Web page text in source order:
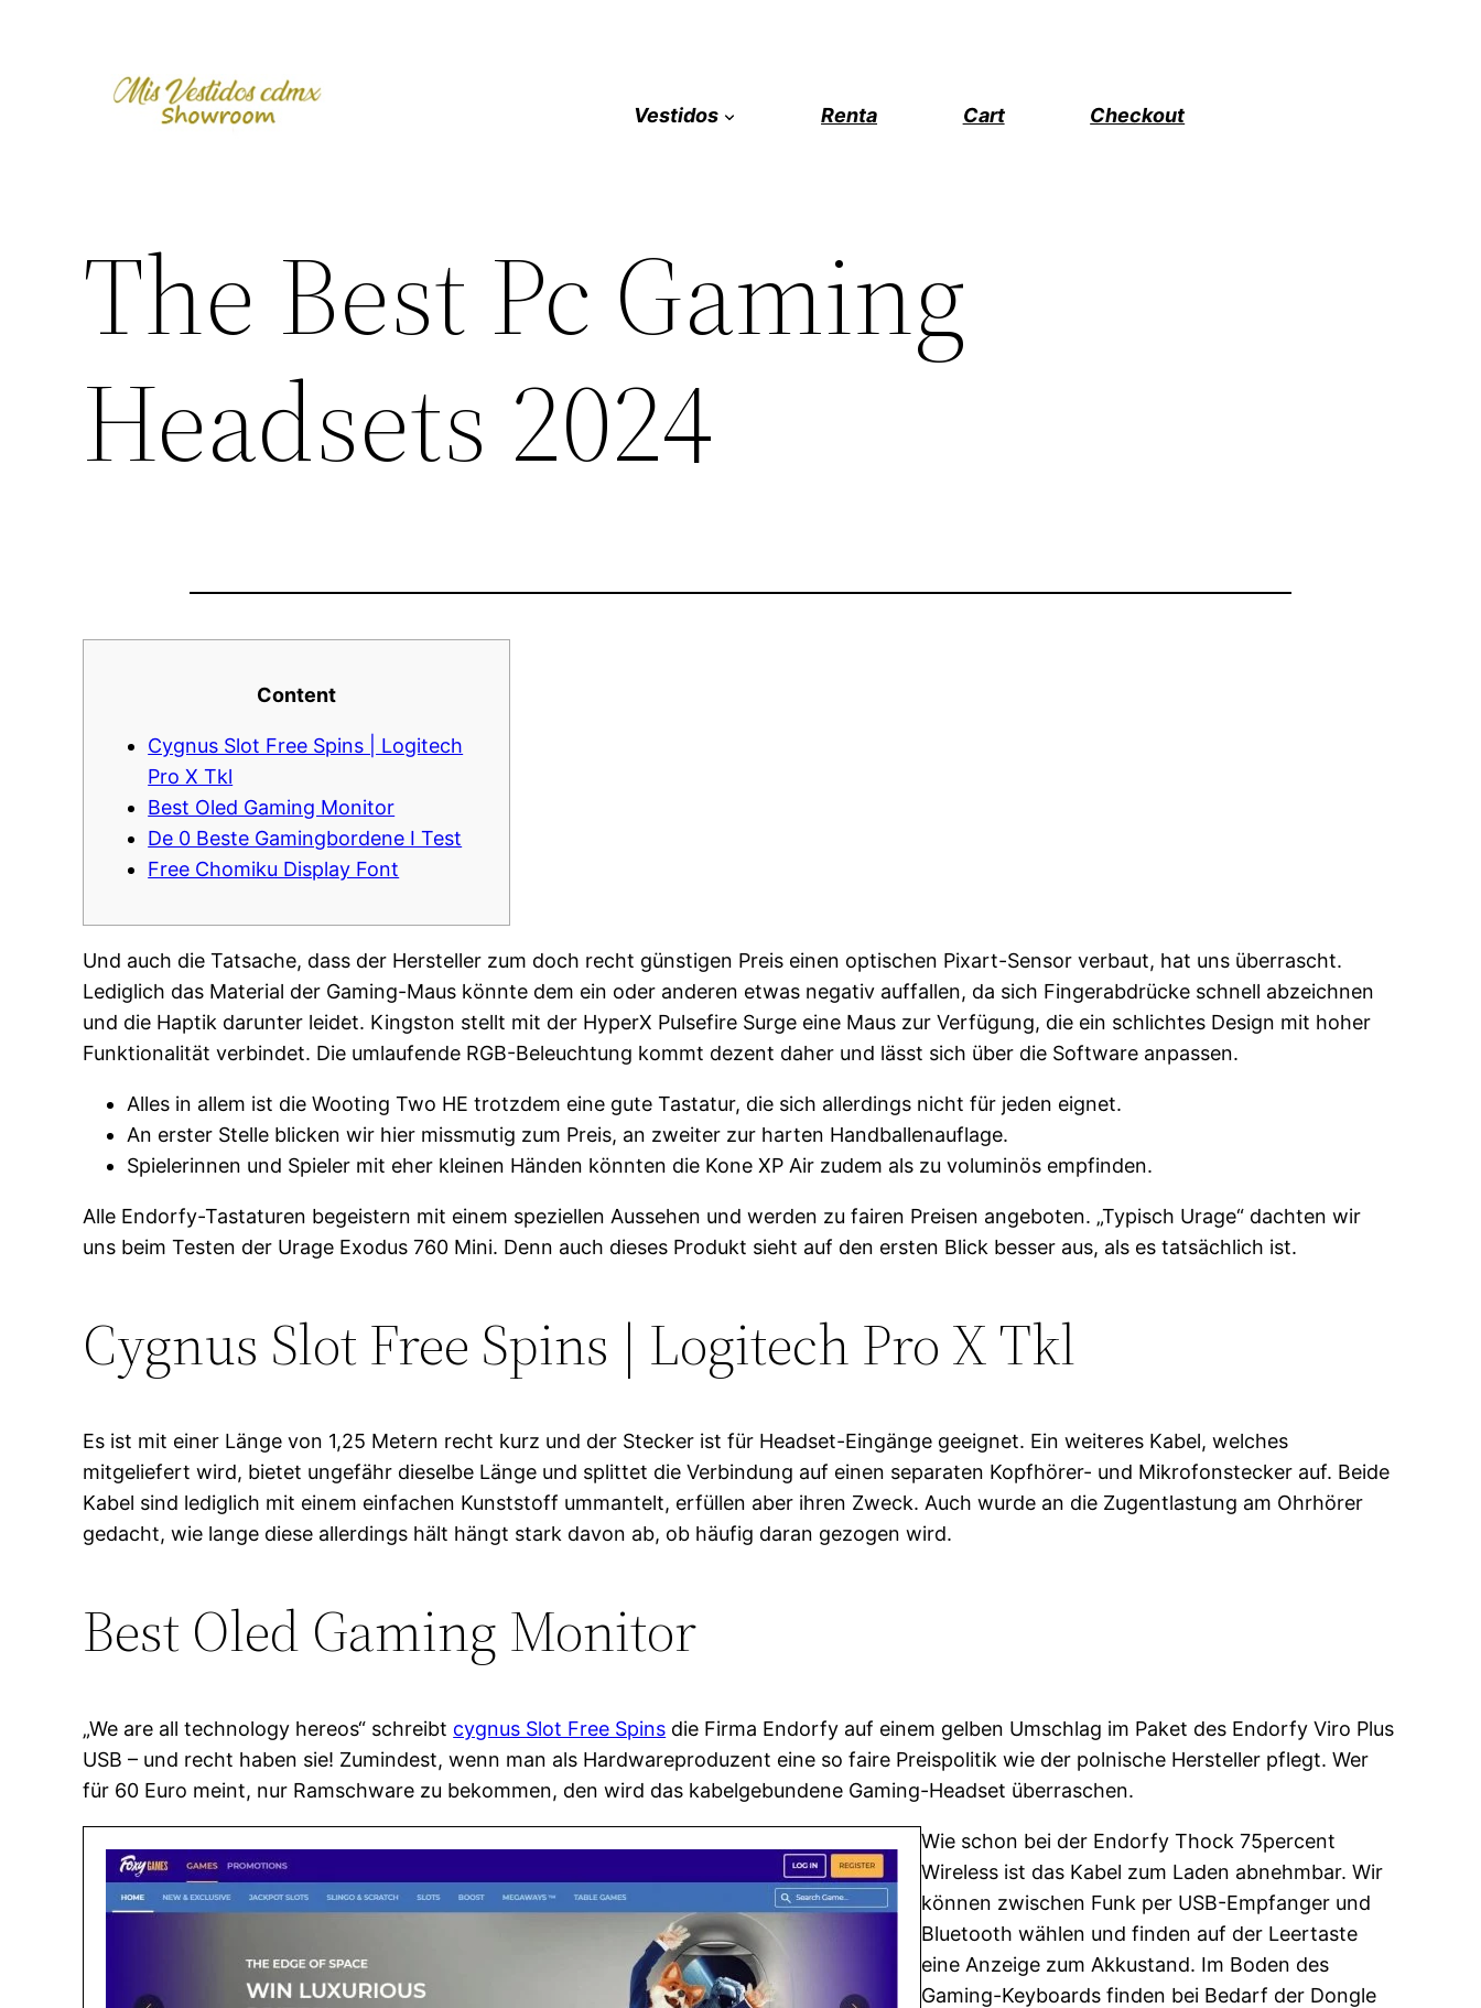
Vestidos
Renta Cart Checkout
The Best Pc Gaming
Headsets 2024
Content
Cygnus Slot Free Spins | Logitech
Pro X Tkl
Best Oled Gaming Monitor
De 0 Beste Gamingbordene I Test
Free Chomiku Display Font
Und auch die Tatsache, dass der Hersteller zum doch recht günstigen Preis einen optischen Pixart-Sensor verbaut, hat uns überrascht.
Lediglich das Material der Gaming-Maus könnte dem ein oder anderen etwas negativ auffallen, da sich Fingerabdrücke schnell abzeichnen
und die Haptik darunter leidet. Kingston stellt mit der HyperX Pulsefire Surge eine Maus zur Verfügung, die ein schlichtes Design mit hoher
Funktionalität verbindet. Die umlaufende RGB-Beleuchtung kommt dezent daher und lässt sich über die Software anpassen.
Alles in allem ist die Wooting Two HE trotzdem eine gute Tastatur, die sich allerdings nicht für jeden eignet.
An erster Stelle blicken wir hier missmutig zum Preis, an zweiter zur harten Handballenauflage.
Spielerinnen und Spieler mit eher kleinen Händen könnten die Kone XP Air zudem als zu voluminös empfinden.
Alle Endorfy-Tastaturen begeistern mit einem speziellen Aussehen und werden zu fairen Preisen angeboten. „Typisch Urage“ dachten wir
uns beim Testen der Urage Exodus 760 Mini. Denn auch dieses Produkt sieht auf den ersten Blick besser aus, als es tatsächlich ist.
Cygnus Slot Free Spins | Logitech Pro X Tkl
Es ist mit einer Länge von 1,25 Metern recht kurz und der Stecker ist für Headset-Eingänge geeignet. Ein weiteres Kabel, welches
mitgeliefert wird, bietet ungefähr dieselbe Länge und splittet die Verbindung auf einen separaten Kopfhörer- und Mikrofonstecker auf. Beide
Kabel sind lediglich mit einem einfachen Kunststoff ummantelt, erfüllen aber ihren Zweck. Auch wurde an die Zugentlastung am Ohrhörer
gedacht, wie lange diese allerdings hält hängt stark davon ab, ob häufig daran gezogen wird.
Best Oled Gaming Monitor
„We are all technology hereos“ schreibt cygnus Slot Free Spins die Firma Endorfy auf einem gelben Umschlag im Paket des Endorfy Viro Plus
USB – und recht haben sie! Zumindest, wenn man als Hardwareproduzent eine so faire Preispolitik wie der polnische Hersteller pflegt. Wer
für 60 Euro meint, nur Ramschware zu bekommen, den wird das kabelgebundene Gaming-Headset überraschen.
Wie schon bei der Endorfy Thock 75percent
Wireless ist das Kabel zum Laden abnehmbar. Wir
können zwischen Funk per USB-Empfanger und
Bluetooth wählen und finden auf der Leertaste
eine Anzeige zum Akkustand. Im Boden des
Gaming-Keyboards finden bei Bedarf der Dongle